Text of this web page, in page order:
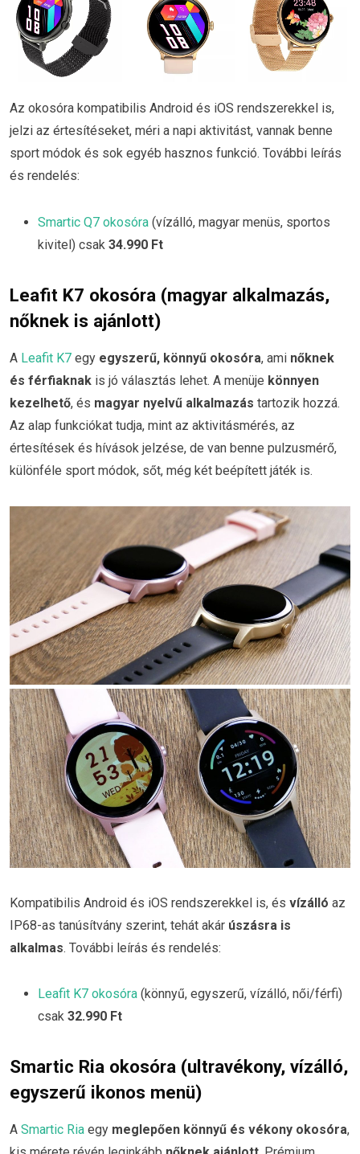
Az okosóra kompatibilis Android és iOS rendszerekkel is,
jelzi az értesítéseket, méri a napi aktivitást, vannak benne
sport módok és sok egyéb hasznos funkció. További leírás
és rendelés:
Smartic Q7 okosóra (vízálló, magyar menüs, sportos
kivitel) csak 34.990 Ft
Leafit K7 okosóra (magyar alkalmazás,
nőknek is ajánlott)
A Leafit K7 egy egyszerű, könnyű okosóra, ami nőknek
és férfiaknak is jó választás lehet. A menüje könnyen
kezelhető, és magyar nyelvű alkalmazás tartozik hozzá.
Az alap funkciókat tudja, mint az aktivitásmérés, az
értesítések és hívások jelzése, de van benne pulzusmérő,
különféle sport módok, sőt, még két beépített játék is.
Kompatibilis Android és iOS rendszerekkel is, és vízálló az
IP68-as tanúsítvány szerint, tehát akár úszásra is
alkalmas. További leírás és rendelés:
Leafit K7 okosóra (könnyű, egyszerű, vízálló, női/férfi)
csak 32.990 Ft
Smartic Ria okosóra (ultravékony, vízálló,
egyszerű ikonos menü)
A Smartic Ria egy meglepően könnyű és vékony okosóra,